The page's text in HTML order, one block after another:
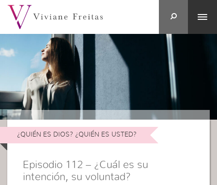
¿QUIÉN ES DIOS? ¿QUIÉN ES USTED?
Episodio 112 – ¿Cuál es su
intención, su voluntad?